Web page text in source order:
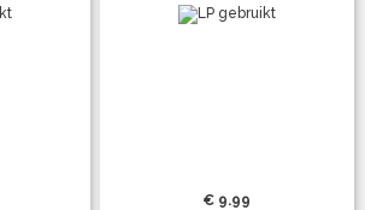
€ 9.99